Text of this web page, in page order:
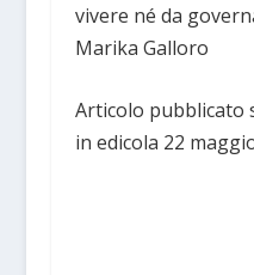
vivere né da
Marika Galloro
Articolo pubblicato
in edicola 22